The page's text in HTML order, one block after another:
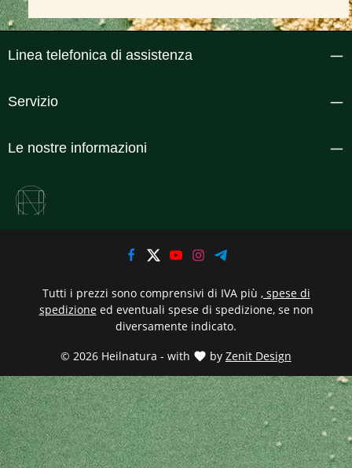
Linea telefonica di assistenza
Servizio
Le nostre informazioni
© 2026 Heilnatura - with by Zenit Design
Tutti i prezzi sono comprensivi di IVA più , spese di
spedizioneed eventuali spese di spedizione, se non
diversamente indicato.